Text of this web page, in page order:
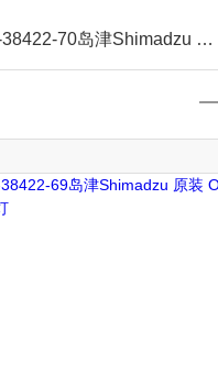
货号:200-38422-70岛津Shimadzu 原装 Pr镨空心阴极灯